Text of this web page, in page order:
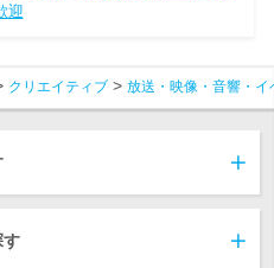
迎
クリエイティブ 放送・映像・音響・イ
す